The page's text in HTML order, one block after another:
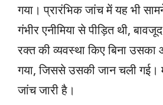
गया। प्रारंभिक जांच में यह भी
गंभीर एनीमिया से पीड़ित थी,
रक्त की व्यवस्था किए बिना
गया, जिससे उसकी जान चली गई।
जांच जारी है।